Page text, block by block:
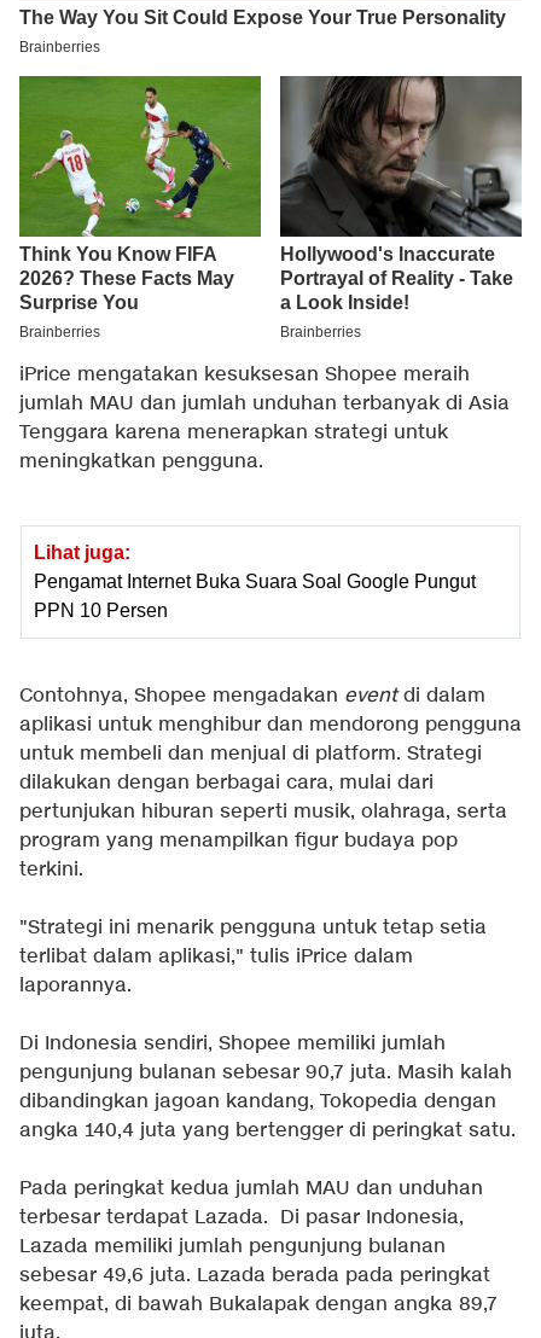
iPrice mengatakan kesuksesan Shopee meraih
jumlah MAU dan jumlah unduhan terbanyak di Asia
Tenggara karena menerapkan strategi untuk
meningkatkan pengguna.
Lihat juga:
Pengamat Internet Buka Suara Soal Google Pungut
PPN 10 Persen
Contohnya, Shopee mengadakan eventdi dalam
aplikasi untuk menghibur dan mendorong pengguna
untuk membeli dan menjual di platform. Strategi
dilakukan dengan berbagai cara, mulai dari
pertunjukan hiburan seperti musik, olahraga, serta
program yang menampilkan figur budaya pop
terkini.
"Strategi ini menarik pengguna untuk tetap setia
terlibat dalam aplikasi," tulis iPrice dalam
laporannya.
Di Indonesia sendiri, Shopee memiliki jumlah
pengunjung bulanan sebesar 90,7 juta. Masih kalah
dibandingkan jagoan kandang, Tokopedia dengan
angka 140,4 juta yang bertengger di peringkat satu.
Pada peringkat kedua jumlah MAU dan unduhan
terbesar terdapat Lazada. Di pasar Indonesia,
Lazada memiliki jumlah pengunjung bulanan
sebesar 49,6 juta. Lazada berada pada peringkat
keempat, di bawah Bukalapak dengan angka 89,7